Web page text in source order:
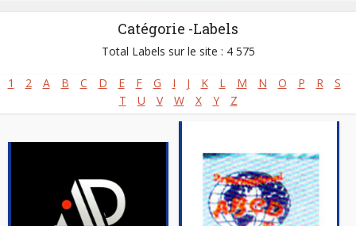
Sénégal
Styles: Afro-jazz Afro-rap Afro-reggae,Folk Music
,
Gospel africain - Musique chrétienne
Musique Classique Africaine
Musique mandingue,Musique peule
https://www.senegalaisement.com
Catégorie -Labels
Total Labels sur le site : 4 575
1 2 A B C D E F G I J K L M N O P R
S
T
U V W X Y Z